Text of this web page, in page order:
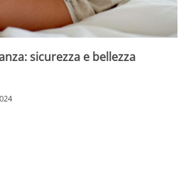
sicurezza e bellezza